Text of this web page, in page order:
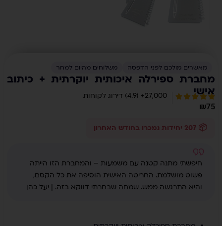
מאשרים מולכם לפני הדפסה משלוחים מהיום למחר
מחברת ספירלה איכותית יוקרתית + כיתוב
אישי
27,000+ (4.9) דירוג לקוחות
₪75
📦 207 יחידות נמכרו בחודש האחרון
חיפשתי מתנה קטנה עם משמעות – והמחברת הזו הייתה
פשוט מושלמת. החריטה האישית הוסיפה את כל הקסם,
והיא התרגשה ממש. שמחה שבחרתי דווקא בזה. | יעל כהן